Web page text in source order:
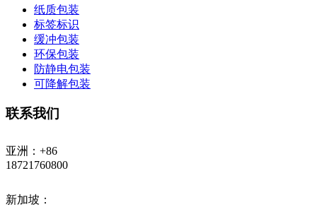
纸质包装
标签标识
缓冲包装
环保包装
防静电包装
可降解包装
联系我们
亚洲：+86
18721760800
新加坡：